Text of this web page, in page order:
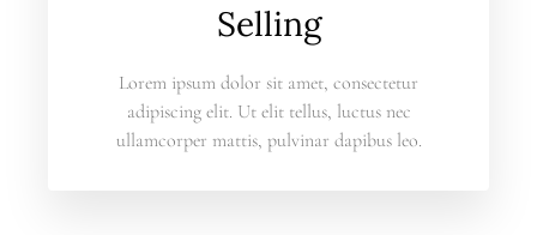
Selling
Lorem ipsum dolor sit amet, consectetur
adipiscing elit. Ut elit tellus, luctus nec
ullamcorper mattis, pulvinar dapibus leo.